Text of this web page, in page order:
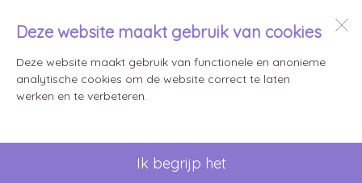
Deze website maakt gebruik van cookies
Deze website maakt gebruik van functionele en anonieme
analytische cookies om de website correct te laten
werken en te verbeteren.
Ik begrijp het